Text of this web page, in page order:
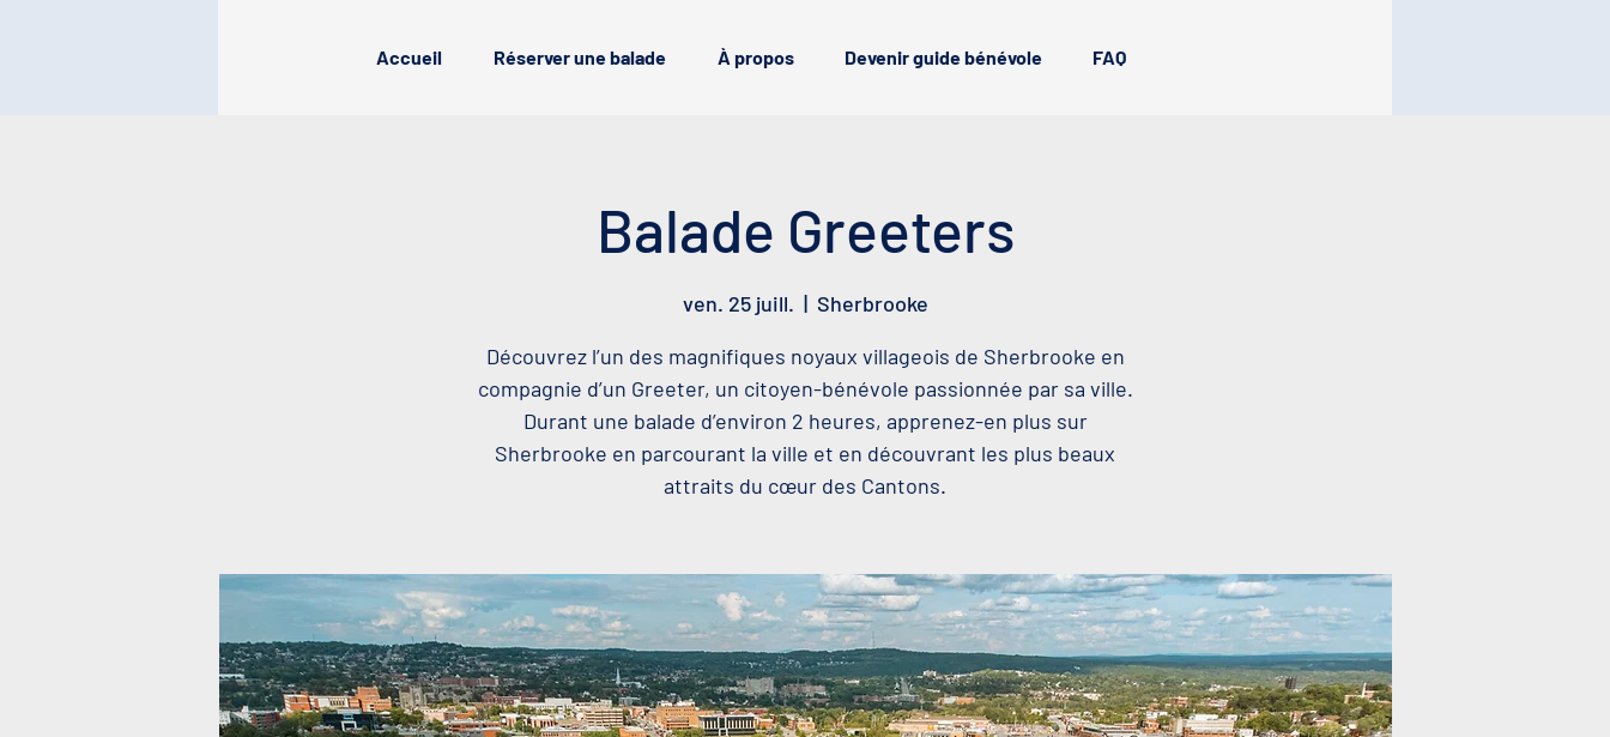
Accueil Réserver une balade À propos Devenir guide bénévole FAQ
Balade Greeters
ven. 25 juill.
  |
Sherbrooke
Découvrez l’un des magnifiques noyaux villageois de Sherbrooke en
compagnie d’un Greeter, un citoyen-bénévole passionnée par sa ville.
Durant une balade d’environ 2 heures, apprenez-en plus sur
Sherbrooke en parcourant la ville et en découvrant les plus beaux
attraits du cœur des Cantons.